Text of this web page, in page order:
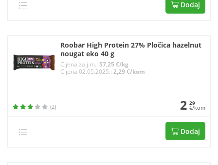
Dodaj
Roobar High Protein 27% Pločica hazelnut
nougat eko 40 g
Cijena za j.m.:57,25 €/kg
Cijena 02.05.2025.:2,29 €/kom
(2) 2 29
€/kom
Dodaj